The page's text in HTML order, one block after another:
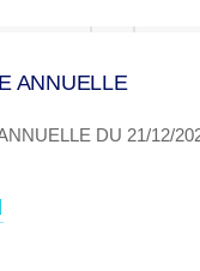
ANNUELLE
DU 21/12/